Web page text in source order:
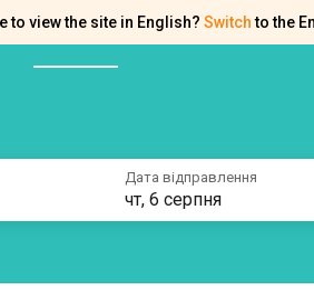
to view the site in English? Switch to the
Дата відправлення
чт, 6 серпня